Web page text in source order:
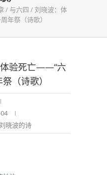
/ 与六四 /刘晓波：体
年祭（诗歌）
验死亡——“六
（诗歌）
晓波的诗